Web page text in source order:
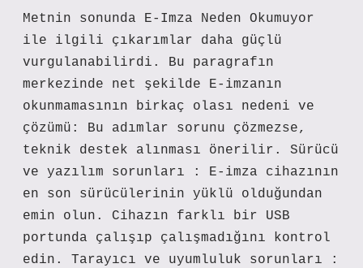
Metnin sonunda E-Imza Neden Okumuyor
ile ilgili çıkarımlar daha güçlü
vurgulanabilirdi. Bu paragrafın
merkezinde net şekilde E-imzanın
okunmamasının birkaç olası nedeni ve
çözümü: Bu adımlar sorunu çözmezse,
teknik destek alınması önerilir. Sürücü
ve yazılım sorunları : E-imza cihazının
en son sürücülerinin yüklü olduğundan
emin olun. Cihazın farklı bir USB
portunda çalışıp çalışmadığını kontrol
edin. Tarayıcı ve uyumluluk sorunları :